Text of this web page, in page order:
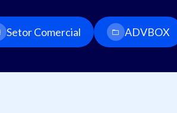
Setor Comercial ADVBOX